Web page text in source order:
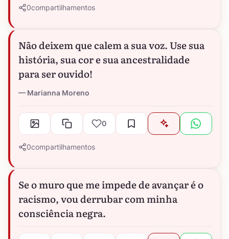
0compartilhamentos
Não deixem que calem a sua voz. Use sua
história, sua cor e sua ancestralidade
para ser ouvido!
Marianna Moreno
0
0compartilhamentos
Se o muro que me impede de avançar é o
racismo, vou derrubar com minha
consciência negra.